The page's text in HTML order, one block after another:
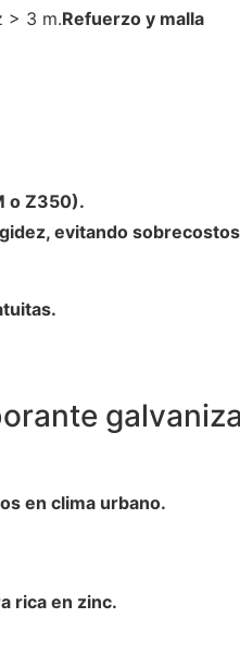
> 3 m.Refuerzo y malla
o Z350).
evitando
en clima urbano.
rica en zinc.